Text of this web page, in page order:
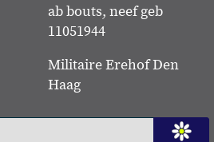
ab bouts, neef geb
11051944
Militaire Erehof Den
Haag